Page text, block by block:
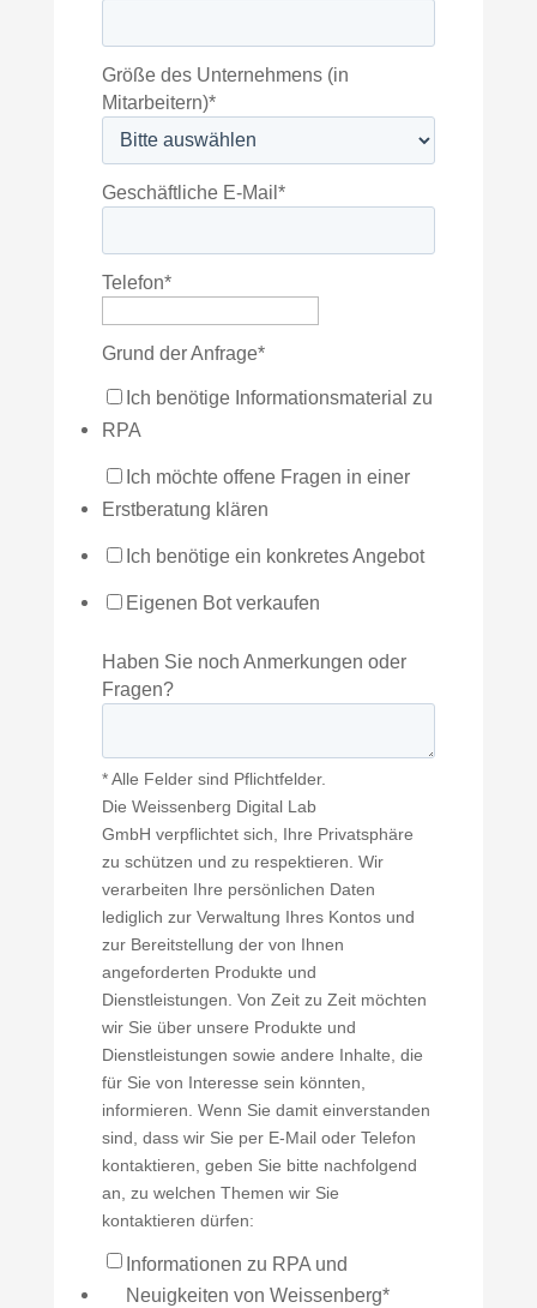
Größe des Unternehmens (in
Mitarbeitern)*
Geschäftliche E-Mail *
Telefon*
Grund der Anfrage*
Ich benötige Informationsmaterial zu
RPA
Ich möchte offene Fragen in einer
Erstberatung klären
Ich benötige ein konkretes Angebot
Eigenen Bot verkaufen
Haben Sie noch Anmerkungen oder
Fragen?
* Alle Felder sind Pflichtfelder.
Die Weissenberg Digital Lab
GmbH verpflichtet sich, Ihre Privatsphäre
zu schützen und zu respektieren. Wir
verarbeiten Ihre persönlichen Daten
lediglich zur Verwaltung Ihres Kontos und
zur Bereitstellung der von Ihnen
angeforderten Produkte und
Dienstleistungen. Von Zeit zu Zeit möchten
wir Sie über unsere Produkte und
Dienstleistungen sowie andere Inhalte, die
für Sie von Interesse sein könnten,
informieren. Wenn Sie damit einverstanden
sind, dass wir Sie per E-Mail oder Telefon
kontaktieren, geben Sie bitte nachfolgend
an, zu welchen Themen wir Sie
kontaktieren dürfen:
Informationen zu RPA und
Neuigkeiten von Weissenberg*